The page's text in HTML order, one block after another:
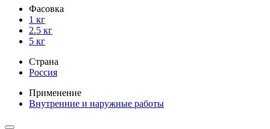
Фасовка
1 кг
2.5 кг
5 кг
Страна
Россия
Применение
Внутренние и наружные работы